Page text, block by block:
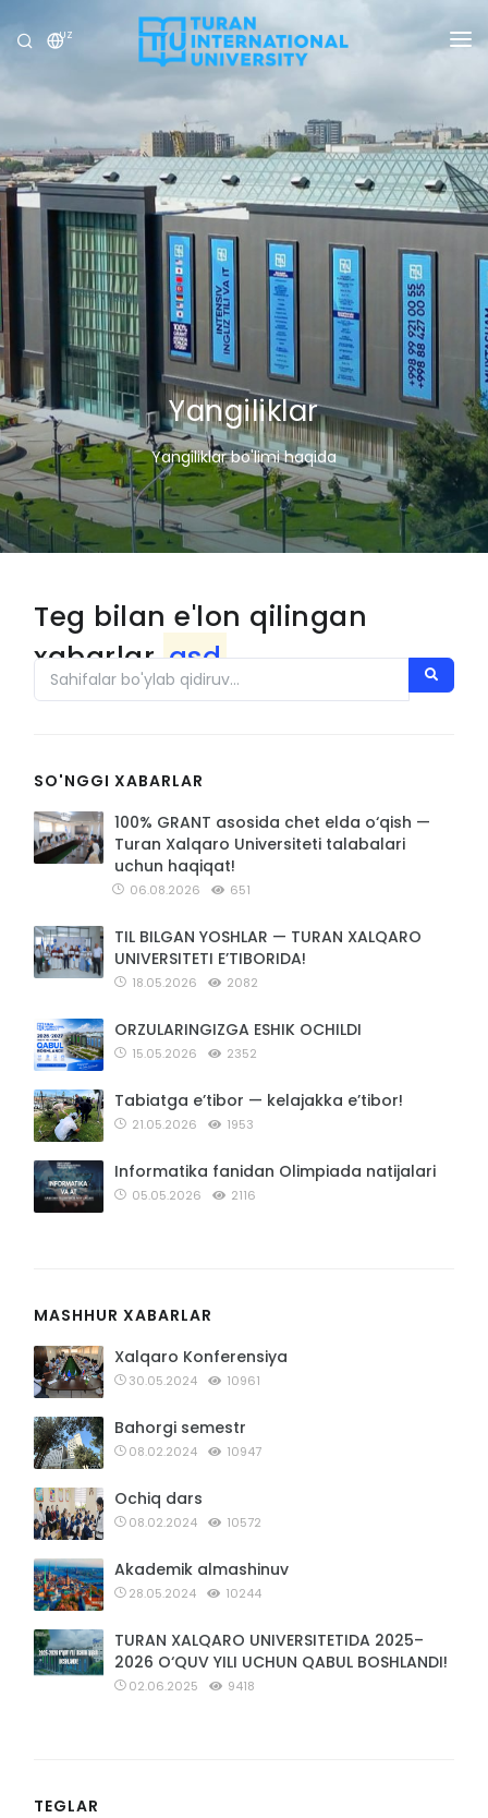
UZ
UNIVERSITET
DASTURLAR
QABUL
TADQIQOT
XALQARO ALOQALAR
YANGILIKLAR
OLIMPIADA
Yangiliklar
Yangiliklar bo'limi haqida
Teg bilan e'lon qilingan
xabarlarasd
SO'NGGI XABARLAR
100% GRANT asosida chet elda o‘qish —
Turan Xalqaro Universiteti talabalari
uchun haqiqat!
06.08.2026 651
TIL BILGAN YOSHLAR — TURAN XALQARO
UNIVERSITETI E’TIBORIDA!
18.05.2026 2082
ORZULARINGIZGA ESHIK OCHILDI
15.05.2026 2352
Tabiatga e’tibor — kelajakka e’tibor!
21.05.2026 1953
Informatika fanidan Olimpiada natijalari
05.05.2026 2116
MASHHUR XABARLAR
Xalqaro Konferensiya
30.05.2024 10961
Bahorgi semestr
08.02.2024 10947
Ochiq dars
08.02.2024 10572
Akademik almashinuv
28.05.2024 10244
TURAN XALQARO UNIVERSITETIDA 2025–
2026 O‘QUV YILI UCHUN QABUL BOSHLANDI!
02.06.2025 9418
TEGLAR